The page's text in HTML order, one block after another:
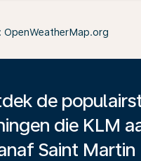
: OpenWeatherMap.org
de
die KLM
Saint Martin